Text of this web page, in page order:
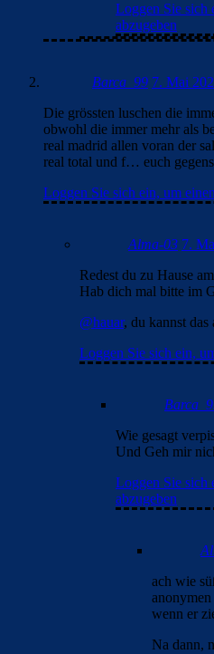
Loggen Sie sich
abzugeben
Barca_99 7. Mai
Die grössten luschen die
obwohl die immer mehr als
real madrid allen voran der
real total und f… euch
Loggen Sie sich ein, um
Alma-03 7.
Redest du zu Hause
Hab dich mal bitte im
@hauar, du kannst das
Loggen Sie sich ein,
Wie gesagt
Und Geh mir
Loggen Sie sich
abzugeben
ach wie
wenn er
Na dann,